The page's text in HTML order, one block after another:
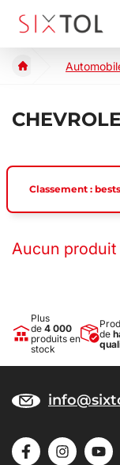
Classement :
Aucun produit
Plus
de 4 000
produits en
stock
de